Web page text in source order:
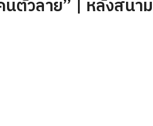
นตัวลาย” | หลังสนาม